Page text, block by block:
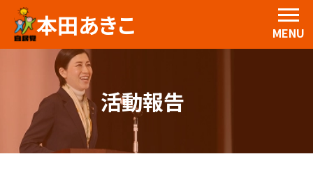
本田あきこ MENU
活動報告